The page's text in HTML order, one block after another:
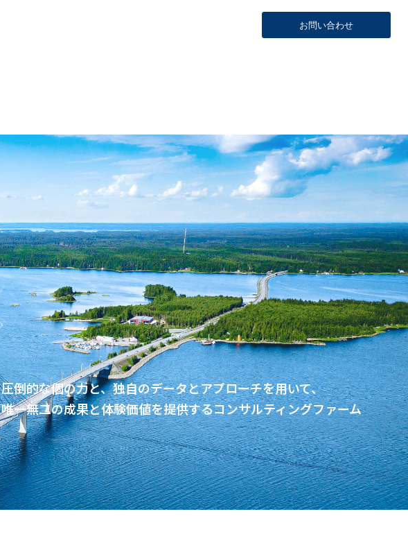
お問い合わせ
圧倒的な個の力と、独自のデータとアプローチを用いて、
唯一無二の成果と体験価値を提供するコンサルティングファーム